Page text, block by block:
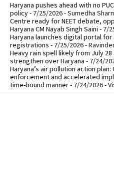
Haryana pushes ahead with no
policy- 7/25/2026- Sumedha
Centre ready for NEET debate,
Haryana CM Nayab Singh Saini - 7/
Haryana launches digital portal
registrations - 7/25/2026-
Heavy rain spell likely from July
strengthen over Haryana - 7/24/
Haryana’s air pollution action
enforcement and accelerated
time-bound manner- 7/24/2026-